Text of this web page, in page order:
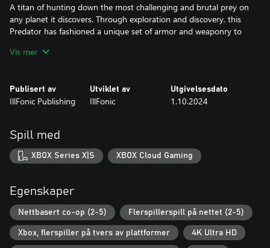
A titan of hunting down the most challenging and brutal prey on
any planet it discovers. Through exploration and discovery, this
Predator has fashioned a unique set of armor and weaponry to
Vis mer
Publisert av
IllFonic Publishing
Utviklet av
IllFonic
Utgivelsesdato
1.10.2024
Spill med
XBOX Series X|S XBOX Cloud Gaming
Egenskaper
Nettbasert co-op (2-5) Flerspillerspill på nettet (2-5)
Xbox, flerspiller på tvers av plattformer 4K Ultra HD